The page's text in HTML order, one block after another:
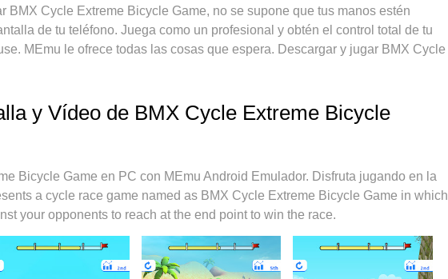
BMX Cycle Extreme Bicycle Game, no se supone que tus manos estén
de tu teléfono. Juega como un profesional y obtén el control total de tu
MEmu le ofrece todas las cosas que espera. Descargar y jugar BMX Cycle
Juega todo el tiempo que quieras, sin más limitaciones de batería, datos
experiencia, el exquisito sistema de keymapping preestablecido
Bicycle Game en un verdadero juego de PC. Codificado con nuestra
instancias múltiples hace posible jugar 2 o más cuentas en el mismo
fluido. Nos importa no solo cómo juegas, sino también todo el proceso de
juegos.
y Vídeo de BMX Cycle Extreme Bicycle
Bicycle Game en PC con MEmu Android Emulador. Disfruta jugando en la
a cycle race game named as BMX Cycle Extreme Bicycle Game in which
your opponents to reach at the end point to win the race.